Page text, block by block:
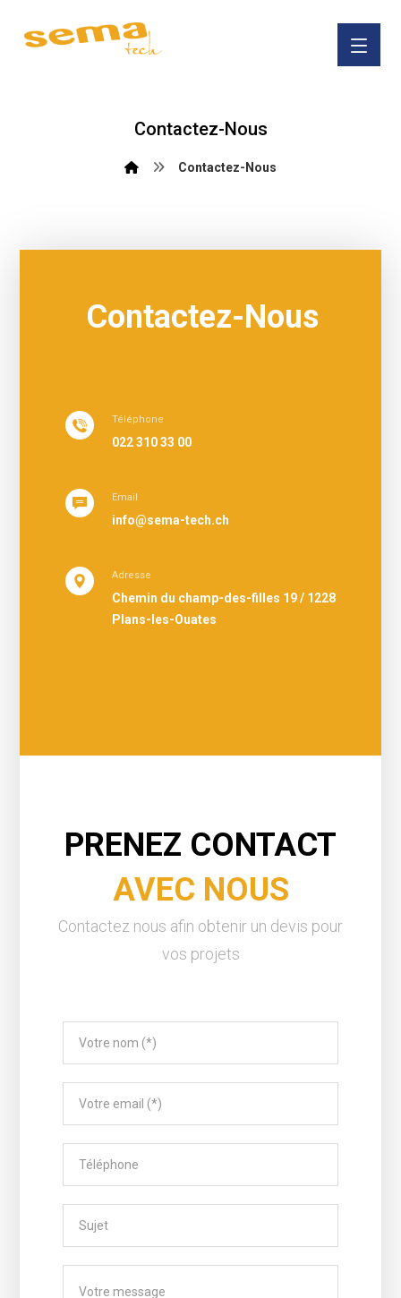
Contactez-Nous
Contactez-Nous
Contactez-Nous
Téléphone
022 310 33 00
Email
info@sema-tech.ch
Adresse
Chemin du champ-des-filles 19 / 1228
Plans-les-Ouates
PRENEZ CONTACT
AVEC NOUS
Contactez nous afin obtenir un devis pour
vos projets